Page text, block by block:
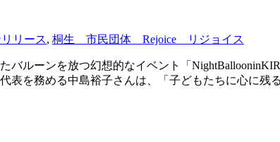
リース, 桐生 市民団体 Rejoice リジョイス
バルーンを放つ幻想的なイベント「
表を務める中島裕子さんは、「子どもたちに心に